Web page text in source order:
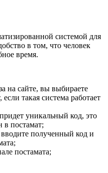
системой для
в том, что человек
время.
на сайте, вы выбираете
такая система работает
уникальный код, это
в постамат;
полученный код и
постамата;